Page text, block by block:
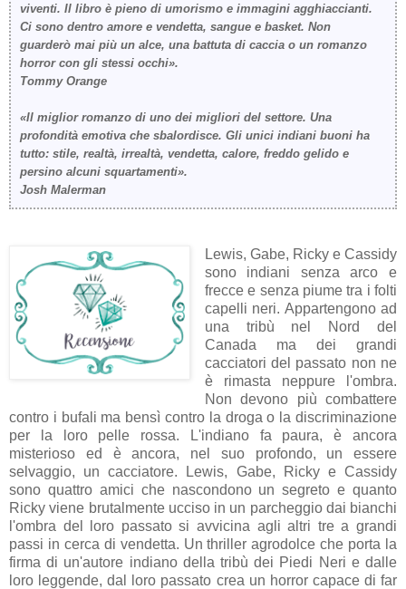
viventi. Il libro è pieno di umorismo e immagini agghiaccianti.
Ci sono dentro amore e vendetta, sangue e basket. Non
guarderò mai più un alce, una battuta di caccia o un romanzo
horror con gli stessi occhi».
Tommy Orange
«Il miglior romanzo di uno dei migliori del settore. Una
profondità emotiva che sbalordisce. Gli unici indiani buoni ha
tutto: stile, realtà, irrealtà, vendetta, calore, freddo gelido e
persino alcuni squartamenti».
Josh Malerman
Lewis, Gabe, Ricky e Cassidy
sono indiani senza arco e
frecce e senza piume tra i folti
capelli neri. Appartengono ad
una tribù nel Nord del
Canada ma dei grandi
cacciatori del passato non ne
è rimasta neppure l'ombra.
Non devono più combattere
contro i bufali ma bensì contro la droga o la discriminazione
per la loro pelle rossa. L'indiano fa paura, è ancora
misterioso ed è ancora, nel suo profondo, un essere
selvaggio, un cacciatore. Lewis, Gabe, Ricky e Cassidy
sono quattro amici che nascondono un segreto e quanto
Ricky viene brutalmente ucciso in un parcheggio dai bianchi
l'ombra del loro passato si avvicina agli altri tre a grandi
passi in cerca di vendetta. Un thriller agrodolce che porta la
firma di un'autore indiano della tribù dei Piedi Neri e dalle
loro leggende, dal loro passato crea un horror capace di far